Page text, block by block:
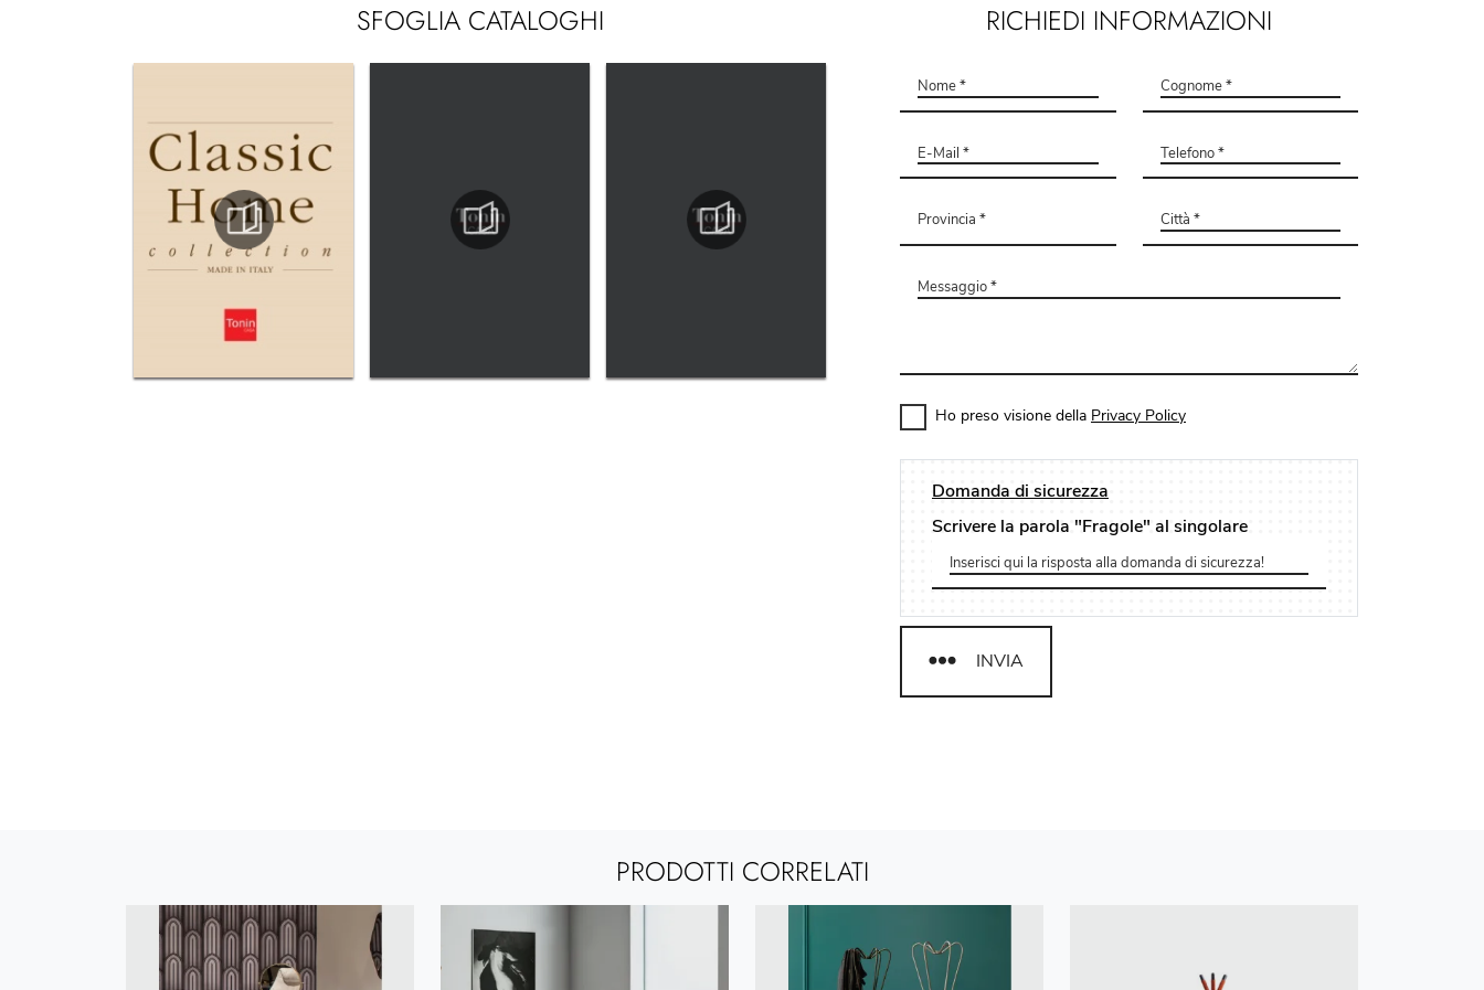
SFOGLIA CATALOGHI RICHIEDI INFORMAZIONI
Ho preso visione della Privacy Policy
Domanda di sicurezza
Scrivere la parola "Fragole" al singolare
INVIA
PRODOTTI CORRELATI